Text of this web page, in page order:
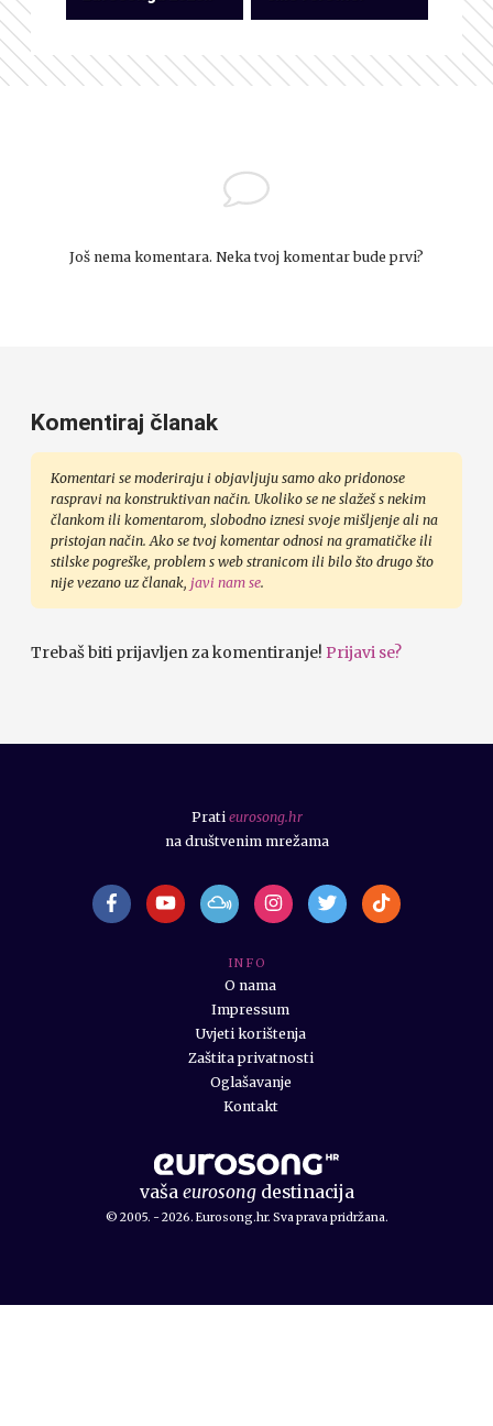
Još nema komentara. Neka tvoj komentar bude prvi?
Komentiraj članak
Komentari se moderiraju i objavljuju samo ako pridonose
raspravi na konstruktivan način. Ukoliko se ne slažeš s nekim
člankom ili komentarom, slobodno iznesi svoje mišljenje ali na
pristojan način. Ako se tvoj komentar odnosi na gramatičke ili
stilske pogreške, problem s web stranicom ili bilo što drugo što
nije vezano uz članak, javi nam se.
Trebaš biti prijavljen za komentiranje! Prijavi se?
vaša eurosongdestinacija
© 2005. - 2026. Eurosong.hr. Sva prava pridržana.
I N F O
O nama
Impressum
Uvjeti korištenja
Zaštita privatnosti
Oglašavanje
Kontakt
Prati eurosong.hr
na društvenim mrežama